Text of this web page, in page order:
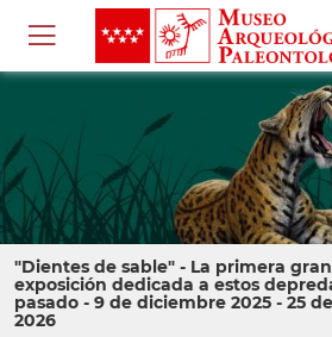
contenido
menú
Museo
Arqueológico
Regional
"Dientes de sable" - La primera gran
exposición dedicada a estos
pasado - 9 de diciembre 2025 - 25
2026